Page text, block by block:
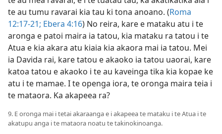
te au tumu ravarai kia tau ki tona anoano. (Roma
12:17-21; Ebera 4:16) No reira, kare e mataku atu i te
aronga e patoi maira ia tatou, kia mataku ra tatou i te
Atua e kia akara atu kiaia kia akaora mai ia tatou. Mei
ia Davida rai, kare tatou e akaoko ia tatou uaorai, kare
katoa tatou e akaoko i te au kaveinga tika kia kopae ke
atu i te mamae. I te openga iora, te oronga maira teia i
te mataora. Ka akapeea ra?
9. E oronga mai i tetai akaraanga e i akapeea te mataku i te Atua i te
akatupu anga i te mataora noatu te takinokinoanga.